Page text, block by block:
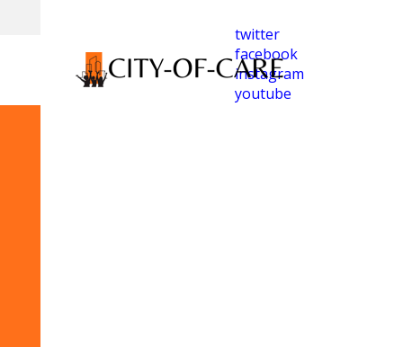
twitter
facebook
instagram
youtube